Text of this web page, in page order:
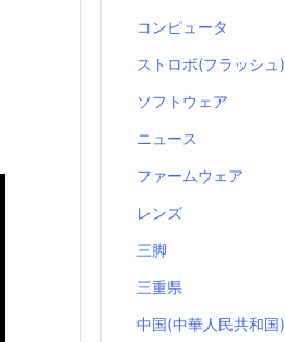
コンピュータ
ストロボ(フラッシュ)
ソフトウェア
ニュース
ファームウェア
レンズ
三脚
三重県
中国(中華人民共和国)